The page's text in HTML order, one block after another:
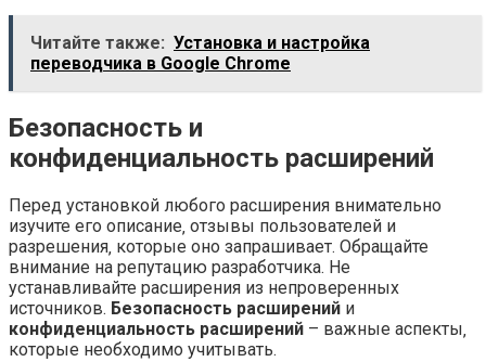
Читайте также: Установка и настройка
переводчика в Google Chrome
Безопасность и
конфиденциальность расширений
Перед установкой любого расширения внимательно
изучите его описание‚ отзывы пользователей и
разрешения‚ которые оно запрашивает. Обращайте
внимание на репутацию разработчика. Не
устанавливайте расширения из непроверенных
источников. Безопасность расширений и
конфиденциальность расширений – важные аспекты‚
которые необходимо учитывать.